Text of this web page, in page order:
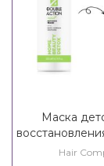
Маска
Company
Hair